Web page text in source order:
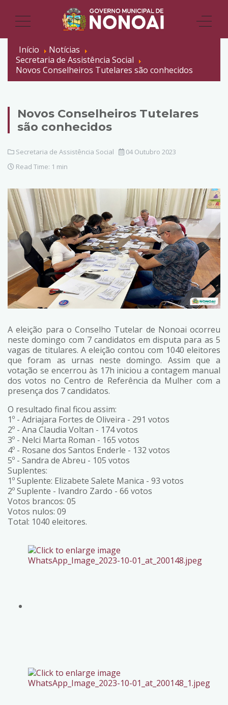
Início
Notícias
Secretaria de Assistência Social
Novos Conselheiros Tutelares são conhecidos
Novos Conselheiros Tutelares
são conhecidos
Secretaria de Assistência Social
04 Outubro 2023
Read Time: 1 min
A eleição para o Conselho Tutelar de Nonoai ocorreu
neste domingo com 7 candidatos em disputa para as 5
vagas de titulares. A eleição contou com 1040 eleitores
que foram as urnas neste domingo. Assim que a
votação se encerrou às 17h iniciou a contagem manual
dos votos no Centro de Referência da Mulher com a
presença dos 7 candidatos.
O resultado final ficou assim:
1º - Adriajara Fortes de Oliveira - 291 votos
2º - Ana Claudia Voltan - 174 votos
3º - Nelci Marta Roman - 165 votos
4º - Rosane dos Santos Enderle - 132 votos
5º - Sandra de Abreu - 105 votos
Suplentes:
1º Suplente: Elizabete Salete Manica - 93 votos
2º Suplente - Ivandro Zardo - 66 votos
Votos brancos: 05
Votos nulos: 09
Total: 1040 eleitores.